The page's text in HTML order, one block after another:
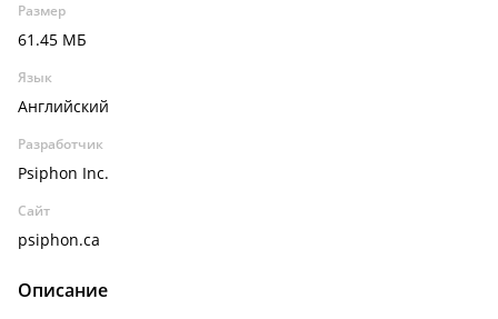
Размер
61.45 МБ
Язык
Английский
Разработчик
Psiphon Inc.
Сайт
psiphon.ca
Описание